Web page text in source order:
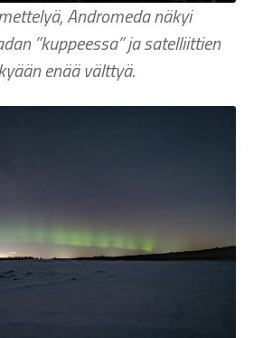
Andromeda näkyi
”kuppeessa” ja satelliittien
enää välttyä.